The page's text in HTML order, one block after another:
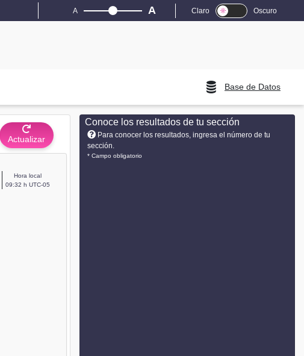
A A Claro Oscuro
Base de Datos
Actualizar
Hora local
09:32 h UTC-05
Conoce los resultados de tu sección
Para conocer los resultados, ingresa el número de tu
sección.
* Campo obligatorio